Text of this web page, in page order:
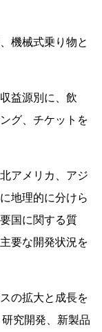
機械式乗り物と
益源別に、飲
グ、チケットを
アメリカ、アジ
地理的に分けら
国に関する質
要な開発状況を
の拡大と成長を
究開発、新製品